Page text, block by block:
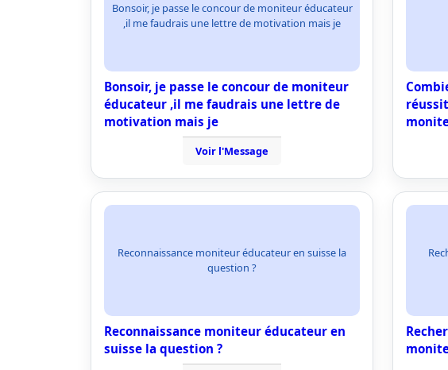
Bonsoir, je passe le concour de moniteur éducateur
,il me faudrais une lettre de motivation mais je
Bonsoir, je passe le concour de moniteur
éducateur ,il me faudrais une lettre de
motivation mais je
Voir l'Message
Reconnaissance moniteur éducateur en suisse la
question ?
Reconnaissance moniteur éducateur en
suisse la question ?